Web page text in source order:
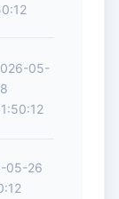
05-
05-26